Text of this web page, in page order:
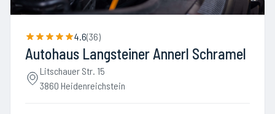
4.6(36)
Autohaus Langsteiner Annerl Schramel
Litschauer Str. 15
3860 Heidenreichstein